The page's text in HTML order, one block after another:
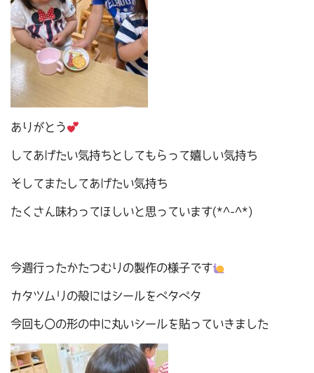
ありがとう
してあげたい気持ちとしてもらって嬉しい気持ち
そしてまたしてあげたい気持ち
たくさん味わってほしいと思っています(*^-^*)
今週行ったかたつむりの製作の様子です
カタツムリの殻にはシールをペタペタ
今回も〇の形の中に丸いシールを貼っていきました